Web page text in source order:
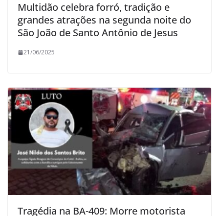
Multidão celebra forró, tradição e
grandes atrações na segunda noite do
São João de Santo Antônio de Jesus
21/06/2025
Tragédia na BA-409: Morre motorista